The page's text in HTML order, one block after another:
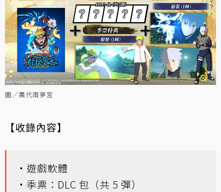
圖／萬代南夢宮
【收錄內容】
·遊戲軟體
·季票：DLC 包（共 5 彈）